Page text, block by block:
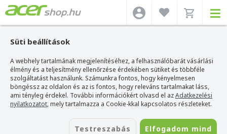
Süti beállítások
A webhely tartalmának megjelenítéséhez, a felhasználóbarát vásárlási
élmény és a teljesítmény ellenőrzése érdekében sütiket és többféle
szolgáltatást használunk. Számunkra fontos, hogy kényelmesen
böngéssz az oldalon és az is fontos, hogy releváns tartalmakat láss,
ami tényleg érdekel. További információkért olvasd el azAdatkezelési
nyilatkozatot, mely tartalmazza a Cookie-kkal kapcsolatos részleteket.
Testreszabás Elfogadom mind
Acer webshop>Acer projektor >Havit PJ223 Plus Smart Projektor
Havit PJ223 Plus Smart Projektor
Azonosító: PJ223 Plus-EU